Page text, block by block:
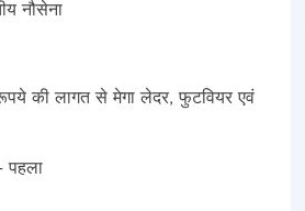
नौसेना
की लागत से मेगा लेदर, फुटवियर एवं
पहला